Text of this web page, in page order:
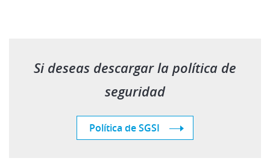
Si deseas descargar la política de
seguridad
Política de SGSI